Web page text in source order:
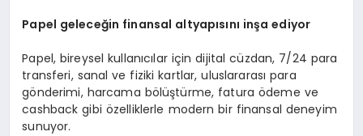
Papel geleceğin finansal altyapısını inşa ediyor
Papel, bireysel kullanıcılar için dijital cüzdan, 7/24 para
transferi, sanal ve fiziki kartlar, uluslararası para
gönderimi, harcama bölüştürme, fatura ödeme ve
cashback gibi özelliklerle modern bir finansal deneyim
sunuyor.